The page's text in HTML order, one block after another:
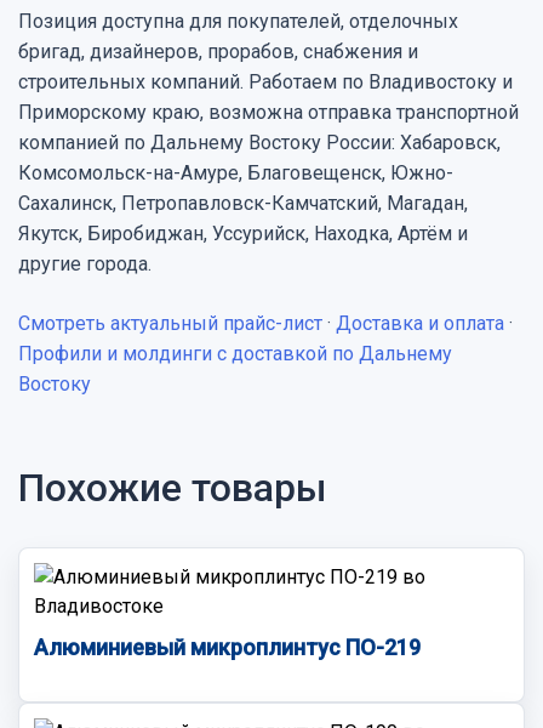
Позиция доступна для покупателей, отделочных
бригад, дизайнеров, прорабов, снабжения и
строительных компаний. Работаем по Владивостоку и
Приморскому краю, возможна отправка транспортной
компанией по Дальнему Востоку России: Хабаровск,
Комсомольск-на-Амуре, Благовещенск, Южно-
Сахалинск, Петропавловск-Камчатский, Магадан,
Якутск, Биробиджан, Уссурийск, Находка, Артём и
другие города.
Смотреть актуальный прайс-лист · Доставка и оплата ·
Профили и молдинги с доставкой по Дальнему
Востоку
Похожие товары
Алюминиевый микроплинтус ПО-219